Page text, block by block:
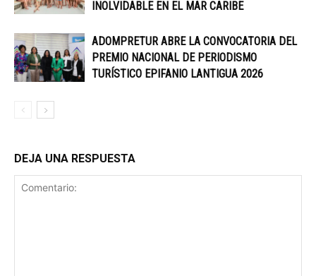
INOLVIDABLE EN EL MAR CARIBE
ADOMPRETUR ABRE LA CONVOCATORIA DEL
PREMIO NACIONAL DE PERIODISMO
TURÍSTICO EPIFANIO LANTIGUA 2026
DEJA UNA RESPUESTA